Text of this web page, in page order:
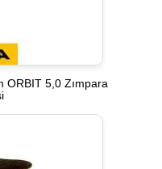
ORBIT 5,0 Zımpara